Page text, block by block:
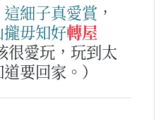
這細子真愛賞 ，
攏毋知好轉屋
很愛玩，玩到太
要回家。）